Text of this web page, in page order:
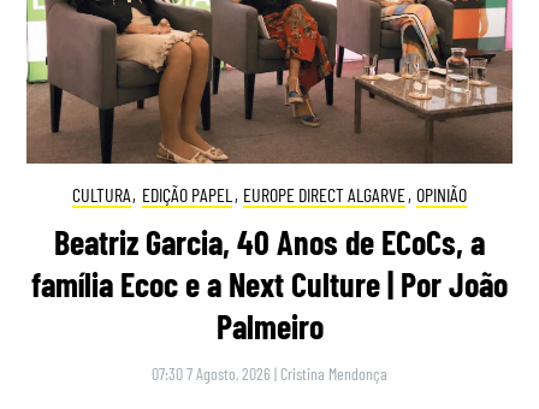
CULTURA, EDIÇÃO PAPEL , EUROPE DIRECT ALGARVE, OPINIÃO
Beatriz Garcia, 40 Anos de ECoCs, a
família Ecoc e a Next Culture | Por João
Palmeiro
07:30 7 Agosto, 2026 | Cristina Mendonça